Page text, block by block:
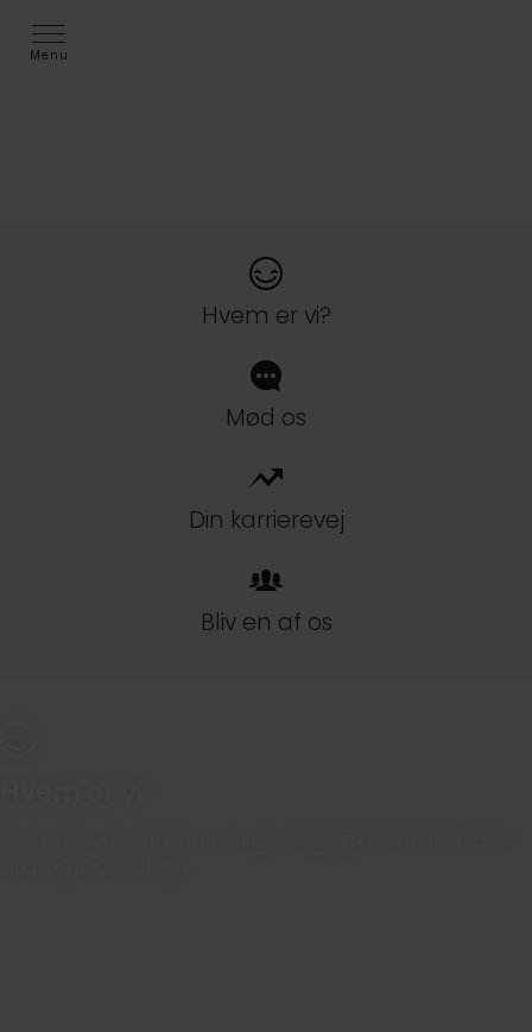
Menu
Hvem er vi?
Mød os
Din karrierevej
Bliv en af os